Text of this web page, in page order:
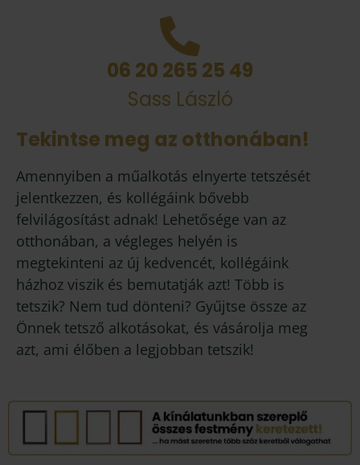
06 20 265 25 49
Sass László
Tekintse meg az otthonában!
Amennyiben a műalkotás elnyerte tetszését
jelentkezzen, és kollégáink bővebb
felvilágosítást adnak! Lehetősége van az
otthonában, a végleges helyén is
megtekinteni az új kedvencét, kollégáink
házhoz viszik és bemutatják azt! Több is
tetszik? Nem tud dönteni? Gyűjtse össze az
Önnek tetsző alkotásokat, és vásárolja meg
azt, ami élőben a legjobban tetszik!